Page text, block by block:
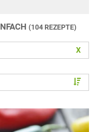
(104 REZEPTE)
X